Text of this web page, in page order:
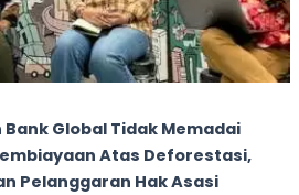
Global Tidak Memadai
Atas Deforestasi,
Pelanggaran Hak Asasi